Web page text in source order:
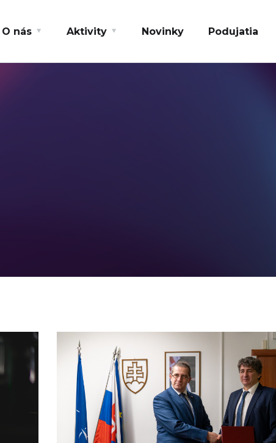
O nás Aktivity Novinky Podujatia